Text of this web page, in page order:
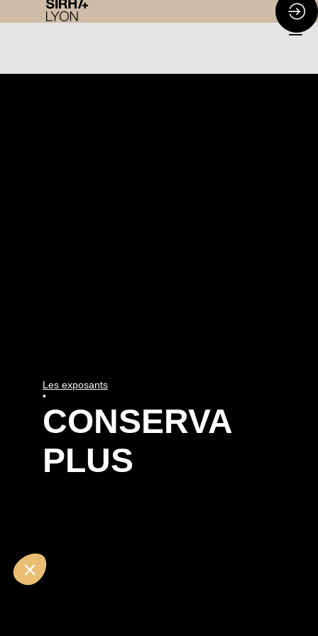
Les exposants
•
CONSERVA
PLUS